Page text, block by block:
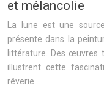
et mélancolie
La lune est une
présente dans la
littérature. Des œuvres
illustrent cette
rêverie.